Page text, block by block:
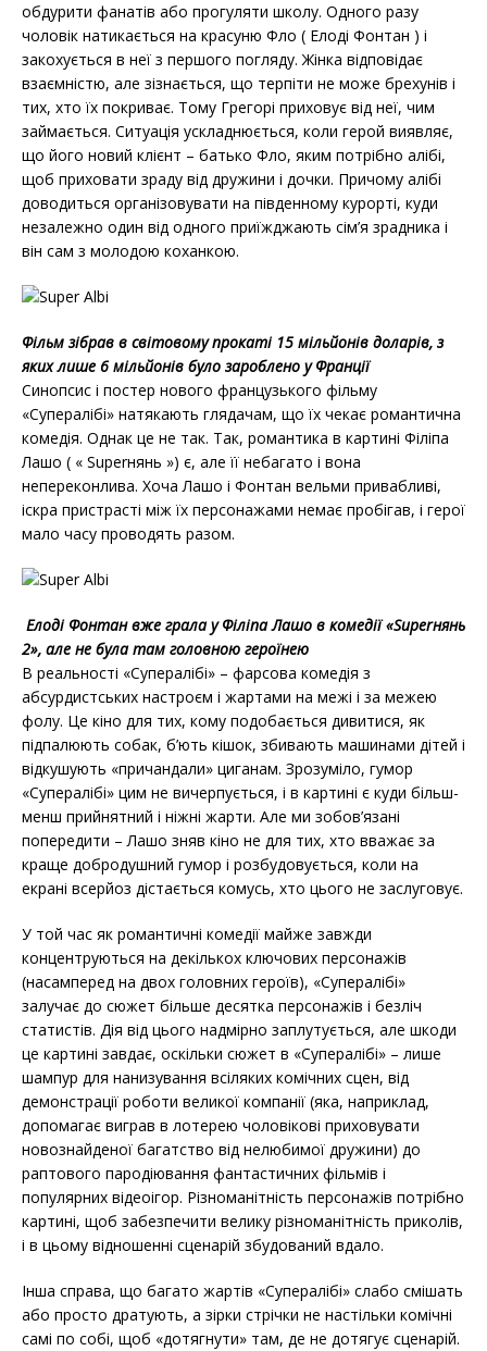
обдурити фанатів або прогуляти школу. Одного разу
чоловік натикається на красуню Фло ( Елоді Фонтан ) і
закохується в неї з першого погляду. Жінка відповідає
взаємністю, але зізнається, що терпіти не може брехунів і
тих, хто їх покриває. Тому Грегорі приховує від неї, чим
займається. Ситуація ускладнюється, коли герой виявляє,
що його новий клієнт – батько Фло, яким потрібно алібі,
щоб приховати зраду від дружини і дочки. Причому алібі
доводиться організовувати на південному курорті, куди
незалежно один від одного приїжджають сім’я зрадника і
він сам з молодою коханкою.
Фільм зібрав в світовому прокаті 15 мільйонів доларів, з
яких лише 6 мільйонів було зароблено у Франції
Синопсис і постер нового французького фільму
«Супералібі» натякають глядачам, що їх чекає романтична
комедія. Однак це не так. Так, романтика в картині Філіпа
Лашо ( « Superнянь ») є, але її небагато і вона
непереконлива. Хоча Лашо і Фонтан вельми привабливі,
іскра пристрасті між їх персонажами немає пробігав, і герої
мало часу проводять разом.
Елоді Фонтан вже грала у Філіпа Лашо в комедії «Superнянь
2», але не була там головною героїнею
В реальності «Супералібі» – фарсова комедія з
абсурдистських настроєм і жартами на межі і за межею
фолу. Це кіно для тих, кому подобається дивитися, як
підпалюють собак, б’ють кішок, збивають машинами дітей і
відкушують «причандали» циганам. Зрозуміло, гумор
«Супералібі» цим не вичерпується, і в картині є куди більш-
менш прийнятний і ніжні жарти. Але ми зобов’язані
попередити – Лашо зняв кіно не для тих, хто вважає за
краще добродушний гумор і розбудовується, коли на
екрані всерйоз дістається комусь, хто цього не заслуговує.
У той час як романтичні комедії майже завжди
концентруються на декількох ключових персонажів
(насамперед на двох головних героїв), «Супералібі»
залучає до сюжет більше десятка персонажів і безліч
статистів. Дія від цього надмірно заплутується, але шкоди
це картині завдає, оскільки сюжет в «Супералібі» – лише
шампур для нанизування всіляких комічних сцен, від
демонстрації роботи великої компанії (яка, наприклад,
допомагає виграв в лотерею чоловікові приховувати
новознайденої багатство від нелюбимої дружини) до
раптового пародіювання фантастичних фільмів і
популярних відеоігор. Різноманітність персонажів потрібно
картині, щоб забезпечити велику різноманітність приколів,
і в цьому відношенні сценарій збудований вдало.
Інша справа, що багато жартів «Супералібі» слабо смішать
або просто дратують, а зірки стрічки не настільки комічні
самі по собі, щоб «дотягнути» там, де не дотягує сценарій.